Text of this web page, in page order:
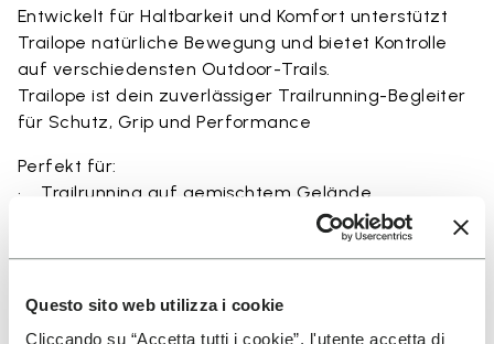
Questo sito web utilizza i cookie
Cliccando su “Accetta tutti i cookie”, l'utente accetta di
Entwickelt für Haltbarkeit und Komfort unterstützt
Trailope natürliche Bewegung und bietet Kontrolle
auf verschiedensten Outdoor-Trails.
Trailope ist dein zuverlässiger Trailrunning-Begleiter
für Schutz, Grip und Performance
Perfekt für:
• Trailrunning auf gemischtem Gelände
• Outdoor-Laufen bei trockenen und nassen
• Läufer, die Balance zwischen Schutz und